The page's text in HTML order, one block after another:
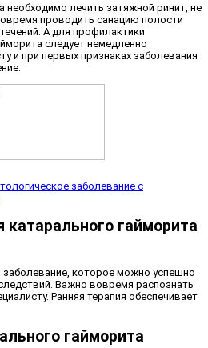
необходимо лечить затяжной ринит, не
проводить санацию полости
А для профилактики
следует немедленно
и при первых признаках заболевания
заболевание с
катарального гайморита
которое можно успешно
Важно вовремя распознать
Ранняя терапия обеспечивает
гайморита